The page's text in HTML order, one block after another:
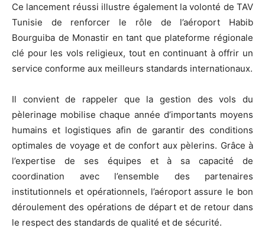
Ce lancement réussi illustre également la volonté de TAV
Tunisie de renforcer le rôle de l’aéroport Habib
Bourguiba de Monastir en tant que plateforme régionale
clé pour les vols religieux, tout en continuant à offrir un
service conforme aux meilleurs standards internationaux.
Il convient de rappeler que la gestion des vols du
pèlerinage mobilise chaque année d’importants moyens
humains et logistiques afin de garantir des conditions
optimales de voyage et de confort aux pèlerins. Grâce à
l’expertise de ses équipes et à sa capacité de
coordination avec l’ensemble des partenaires
institutionnels et opérationnels, l’aéroport assure le bon
déroulement des opérations de départ et de retour dans
le respect des standards de qualité et de sécurité.